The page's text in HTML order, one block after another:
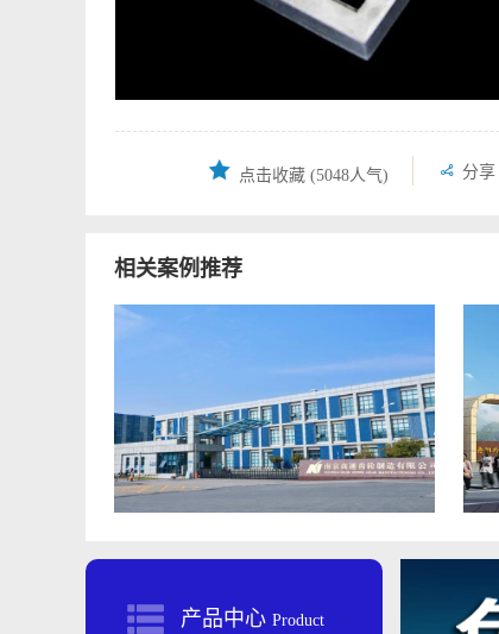
 点击收藏 (5048人气)  分享
相关案例推荐
产品中心 Product